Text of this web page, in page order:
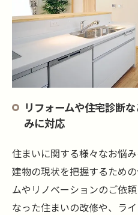
リフォームや住宅診断
みに対応
住まいに関する様々なお悩
建物の現状を把握するため
ムやリノベーションのご依
なった住まいの改修や、ラ